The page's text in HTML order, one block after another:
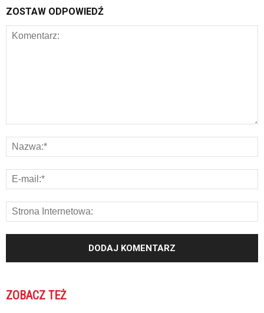
ZOSTAW ODPOWIEDŹ
ZOBACZ TEŻ